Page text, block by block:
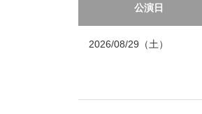
公演日
2026/08/29（土）